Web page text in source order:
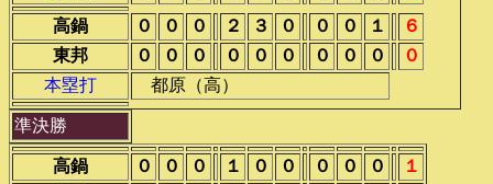
高鍋
０ ０ ０ ２ ３ ０ ０ ０ １
６
東邦
０ ０ ０ ０ ０ ０ ０ ０ ０
０
本塁打
都原（高）
準決勝
高鍋 ０ ０ ０ １ ０ ０ ０ ０ ０
１